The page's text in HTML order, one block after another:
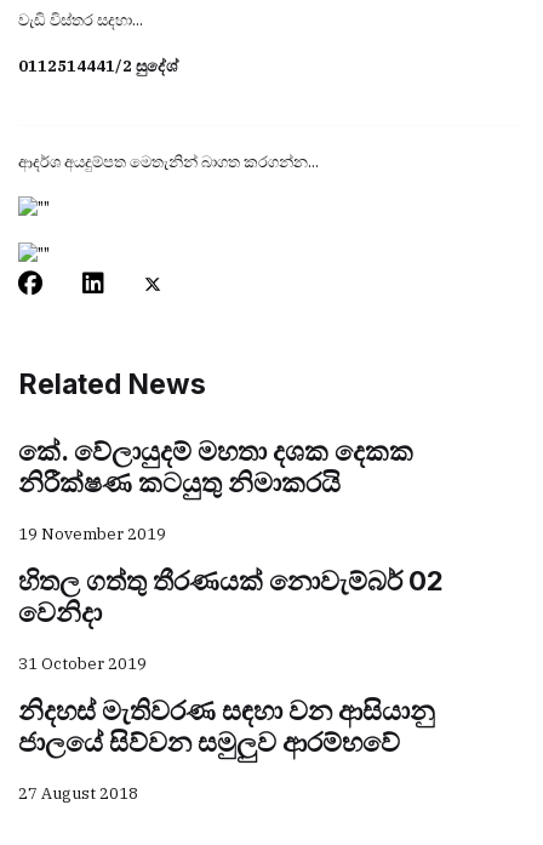
වැඩි විස්තර සදහා...
0112514441/2 සුදේශ්
ආදර්ශ අයදුම්පත මෙතැනින් බාගත කරගන්න...
Related News
කේ. වේලායුදම් මහතා දශක දෙකක
නිරීක්ෂණ කටයුතු නිමාකරයි
19 November 2019
හිතල ගත්තු තීරණයක් නොවැම්බර් 02
වෙනිදා
31 October 2019
නිදහස් මැතිවරණ සඳහා වන ආසියානු
ජාලයේ සිව්වන සමුලුව ආරම්භවේ
27 August 2018